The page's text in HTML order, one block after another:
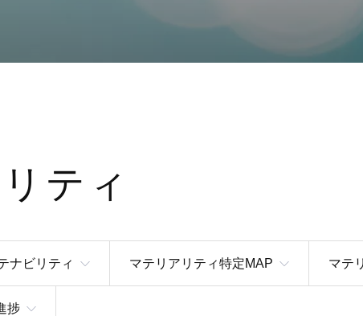
ティ
ナビリティ マテリアリティ特定MAP マテ
捗